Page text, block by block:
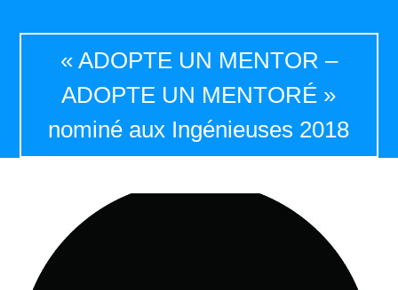
« ADOPTE UN MENTOR –
ADOPTE UN MENTORÉ »
nominé aux Ingénieuses 2018